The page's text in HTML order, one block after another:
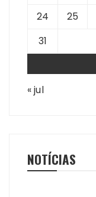
24
25
31
« jul
NOTÍCIAS